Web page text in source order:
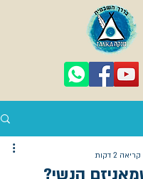
הנשי?
2 דקות